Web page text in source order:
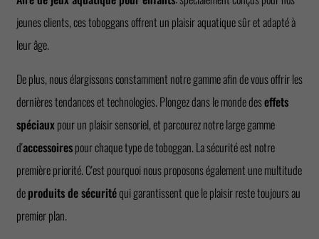
jeunes clients, ces toboggans offrent un plaisir aquatique sûr et adapté à
leur âge.
De plus, nous élargissons constamment notre gamme afin de vous offrir les
dernières tendances et technologies. Plongez dans le monde deseffets
spéciaux pour un plaisir sensoriel, et parcourez notre large gamme
d'accessoirespour chaque type de toboggan. La sécurité est notre
première priorité. C'est pourquoi nous proposons également une multitude
deproduits de sécuritéqui garantissent que le plaisir reste toujours au
premier plan.